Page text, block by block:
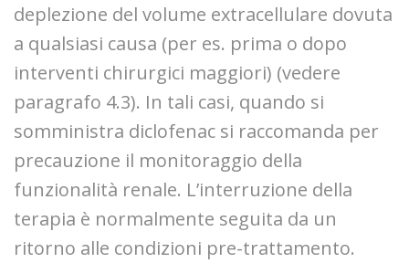
deplezione del volume extracellulare dovuta
a qualsiasi causa (per es. prima o dopo
interventi chirurgici maggiori) (vedere
paragrafo 4.3). In tali casi, quando si
somministra diclofenac si raccomanda per
precauzione il monitoraggio della
funzionalità renale. L’interruzione della
terapia è normalmente seguita da un
ritorno alle condizioni pre-trattamento.